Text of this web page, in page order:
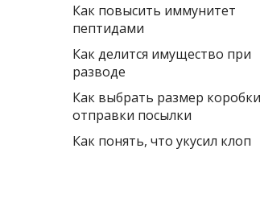
Как повысить иммунитет
пептидами
Как делится имущество при
разводе
Как выбрать размер
отправки посылки
Как понять, что укусил клоп